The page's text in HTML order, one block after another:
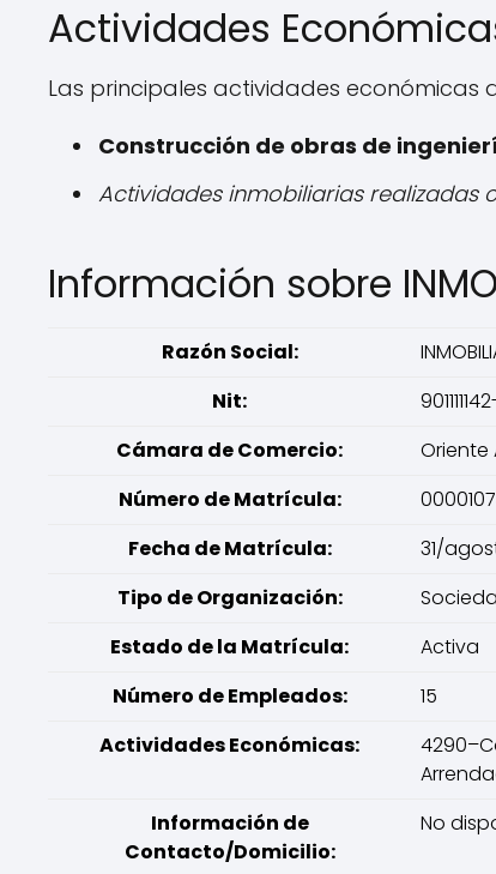
Actividades
Las principales actividades económicas de
Construcción de obras de
Actividades inmobiliarias realizadas
Información sobre
Razón Social:
Nit:
Cámara de Comercio:
Oriente
Número de Matrícula:
Fecha de Matrícula:
31/
Tipo de Organización:
Estado de la Matrícula:
Activa
Número de Empleados:
15
Actividades Económicas:
Información de
Contacto/Domicilio:
No